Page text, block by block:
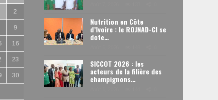
2
9
16
23
30
Nutrition en Côte
d’Ivoire : le ROJNAD-CI se
dote…
SICCOT 2026 : les
acteurs de la filière des
champignons…